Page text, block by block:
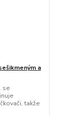
a
se
takže